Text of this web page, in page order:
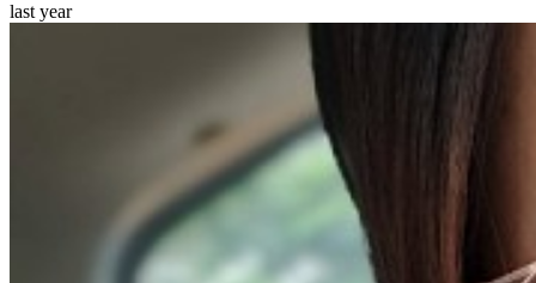
last year